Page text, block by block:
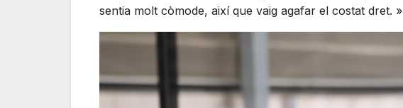
sentia molt còmode, així que vaig agafar el costat dret. »